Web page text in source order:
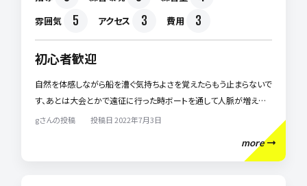
雰囲気 5 アクセス 3 費用 3
初心者歓迎
自然を体感しながら船を漕ぐ気持ちよさを覚えたらもう止まらないで
す、あとは大会とかで遠征に行った時ボートを通して人脈が増える
のもポイントです、いきなりハード！！ってことはなくまずはどなたでも
gさんの投稿 投稿日 2022年7月3日
more